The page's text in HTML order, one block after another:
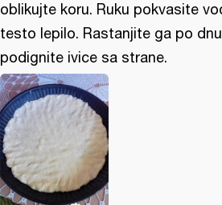
oblikujte koru. Ruku pokvasite
testo lepilo. Rastanjite ga po
podignite ivice sa strane.